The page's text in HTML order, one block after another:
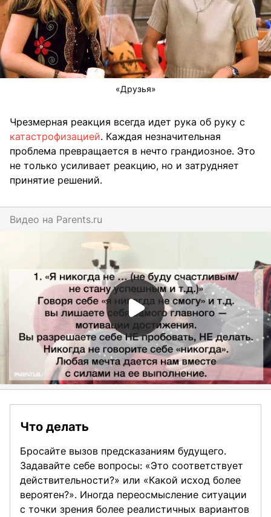
«Друзья»
Чрезмерная реакция всегда идет рука об руку с
катастрофизацией. Каждая незначительная
проблема превращается в нечто грандиозное. Это
не только усиливает реакцию, но и затрудняет
принятие решений.
Видео на parents.ru
Что делать
Бросайте вызов предсказаниям будущего.
Задавайте себе вопросы: «Это соответствует
действительности?» или «Какой исход более
вероятен?». Иногда переосмысление ситуации
с точки зрения более реалистичных вариантов